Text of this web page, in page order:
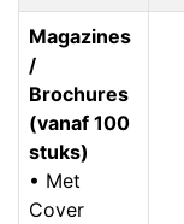
Magazines
/
Brochures
(vanaf 100
stuks)
• Met
Cover